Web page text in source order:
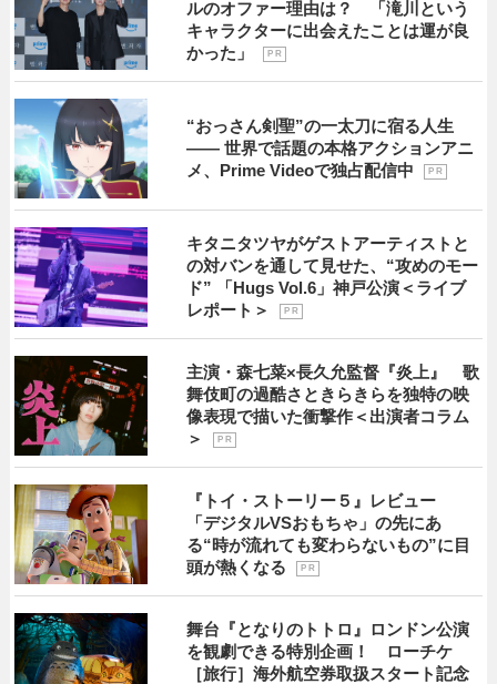
ルのオファー理由は？ 「滝川という
キャラクターに出会えたことは運が良
かった」
P R
“おっさん剣聖”の一太刀に宿る人生
―― 世界で話題の本格アクションアニ
メ、Prime Videoで独占配信中
P R
キタニタツヤがゲストアーティストと
の対バンを通して見せた、“攻めのモー
ド” 「Hugs Vol.6」神戸公演＜ライブ
レポート＞
P R
主演・森七菜×長久允監督『炎上』 歌
舞伎町の過酷さときらきらを独特の映
像表現で描いた衝撃作＜出演者コラム
＞
P R
『トイ・ストーリー５』レビュー
「デジタルVSおもちゃ」の先にあ
る“時が流れても変わらないもの”に目
頭が熱くなる
P R
舞台『となりのトトロ』ロンドン公演
を観劇できる特別企画！ ローチケ
［旅行］海外航空券取扱スタート記念